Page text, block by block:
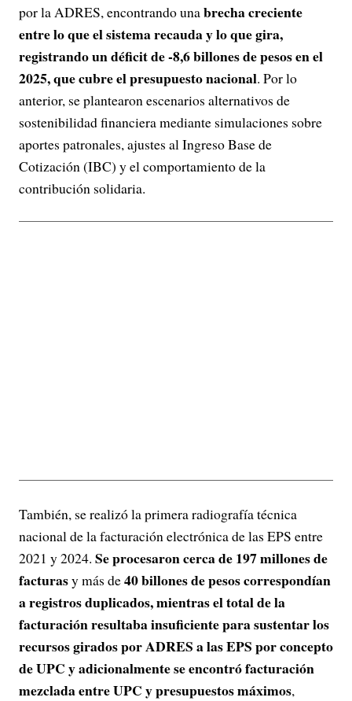
por la ADRES, encontrando unabrecha creciente
entre lo que el sistema recauda y lo que gira,
registrando un déficit de -8,6 billones de pesos en el
2025, que cubre el presupuesto nacional. Por lo
anterior, se plantearon escenarios alternativos de
sostenibilidad financiera mediante simulaciones sobre
aportes patronales, ajustes al Ingreso Base de
Cotización (IBC) y el comportamiento de la
contribución solidaria.
También, se realizó la primera radiografía técnica
nacional de la facturación electrónica de las EPS entre
2021 y 2024. Se procesaron cerca de 197 millones de
facturasy más de40 billones de pesos correspondían
a registros duplicados, mientras el total de la
facturación resultaba insuficiente para sustentar los
recursos girados por ADRES a las EPS por concepto
de UPC y adicionalmente se encontró facturación
mezclada entre UPC y presupuestos máximos,